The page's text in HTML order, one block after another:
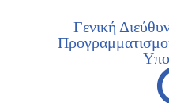
Γενική